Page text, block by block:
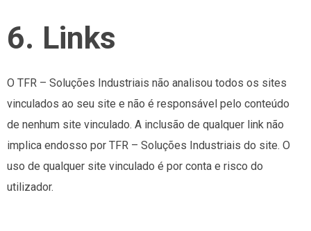
6. Links
O TFR – Soluções Industriais não analisou todos os sites
vinculados ao seu site e não é responsável pelo conteúdo
de nenhum site vinculado. A inclusão de qualquer link não
implica endosso por TFR – Soluções Industriais do site. O
uso de qualquer site vinculado é por conta e risco do
utilizador.